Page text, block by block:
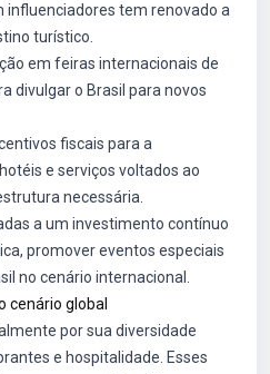
influenciadores tem renovado a
turístico.
em feiras internacionais de
divulgar o Brasil para novos
fiscais para a
e serviços voltados ao
necessária.
a um investimento contínuo
promover eventos especiais
no cenário internacional.
cenário global
por sua diversidade
e hospitalidade. Esses